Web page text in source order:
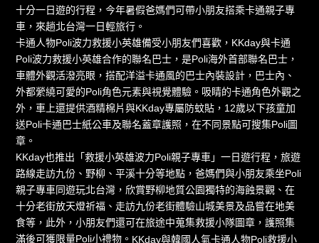
十分一日遊的行程，今年暑假爸媽們可帶小朋友搭乘卡通親子專
車，來趟北台灣一日輕旅行。
卡通人物Poli波力救援小英雄備受小朋友們喜歡，KKday與卡通
Poli波力救援小英雄合作的聯名巴士，是Poli海外首部聯名巴士，
車體外觀活潑亮眼，搭配洋溢卡通風的巴士內裝設計，巴士內、
外都縈繞可愛的Poli角色元素與視覺體驗。吸睛的卡通角色外觀之
外，車上還提供酒精棉片與KKday專屬防蚊貼，12歲以下孩童加
送Poli卡通巴士紙公車及聯名蓋章護照，在不同景點可搜集Poli圖
章。
KKday也推出「救援小英雄波力Poli親子專車」一日遊行程，旅遊
路線走訪九份、野柳、平溪十分等地點，爸媽們與小朋友乘坐Poli
親子專車同遊玩北台灣，欣賞野柳地質公園獨特的海蝕景觀、在
十分老街放天燈祈福、走訪九份老街體驗山城美景及品嘗在地美
食等，此外，小朋友們還可在旅途中蒐集救援小隊圖章，護照集
滿後可獲限量Poli小禮物。 KKday與韓國人氣卡通人物Poli救援小